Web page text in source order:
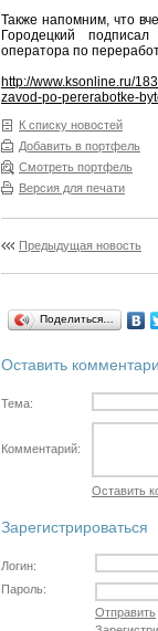
Также напомним, что
Городецкий
оператора по
http://www.ksonline.ru/
zavod-po-pererabotke-
К списку новостей
Добавить в портфель
Смотреть портфель
Версия для печати
Предыдущая новость
Поделиться…
Оставить
Тема:
Комментарий:
Оставить
Зарегистрироваться
Логин:
Пароль:
Отправить